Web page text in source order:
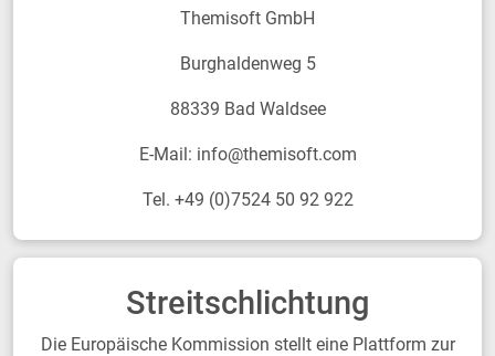
Themisoft GmbH
Burghaldenweg 5
88339 Bad Waldsee
E-Mail: info@themisoft.com
Tel. +49 (0)7524 50 92 922
Streitschlichtung
Die Europäische Kommission stellt eine Plattform zur